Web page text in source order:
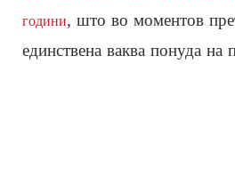
години, што во моментов
единствена ваква понуда на